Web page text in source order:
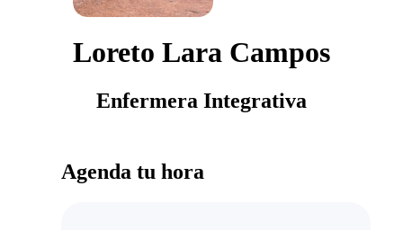
Loreto Lara Campos
Enfermera Integrativa
Agenda tu hora